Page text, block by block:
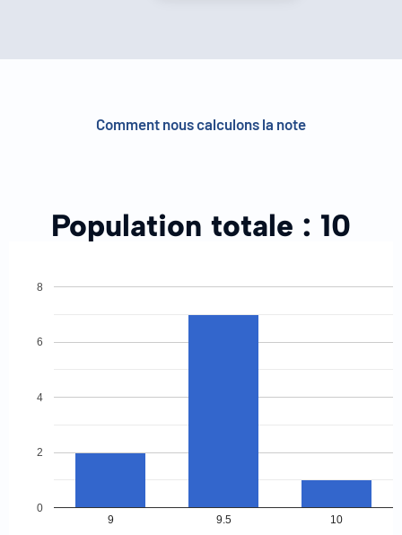
Comment nous calculons la note
Population totale : 10
9 9.5 10
0
2
4
6
8